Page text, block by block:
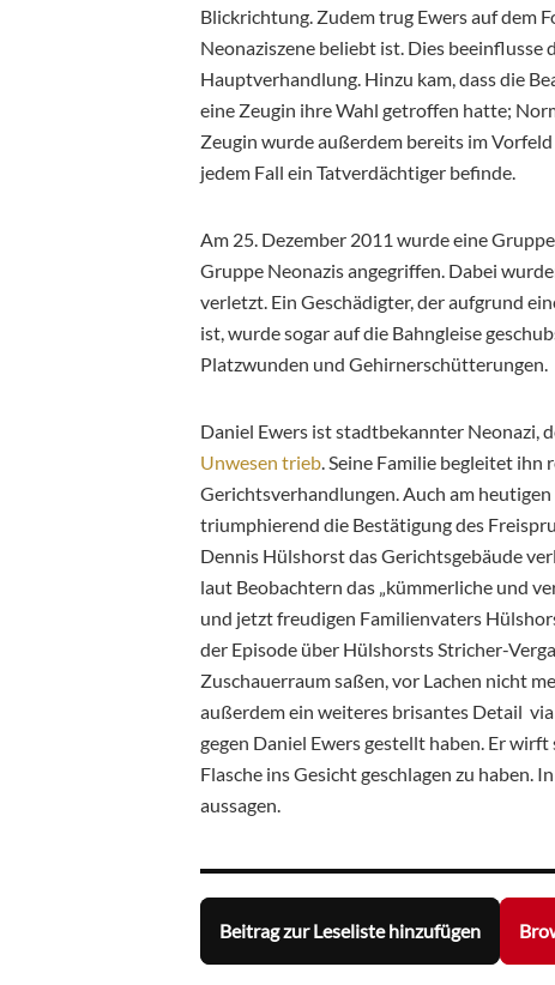
Blickrichtung. Zudem trug Ewers auf dem
Neonaziszene beliebt ist. Dies beeinflusse
Hauptverhandlung. Hinzu kam, dass die
eine Zeugin ihre Wahl getroffen hatte;
Zeugin wurde außerdem bereits im
jedem Fall ein Tatverdächtiger befinde.
Am 25. Dezember 2011 wurde eine
Gruppe Neonazis angegriffen. Dabei
verletzt. Ein Geschädigter, der aufgrund
ist, wurde sogarauf die Bahngleise
Platzwunden und Gehirnerschütterungen.
Daniel Ewers ist stadtbekannter Neonazi,
Unwesen trieb . Seine Familie begleitet
Gerichtsverhandlungen. Auch am
triumphierend die Bestätigung des
Dennis Hülshorst das Gerichtsgebäude
laut Beobachtern das „kümmerliche und
und jetzt freudigen Familienvaters
der Episode über Hülshorsts Stricher-
Zuschauerraum saßen, vor Lachen nicht
außerdem ein weiteres brisantes Detail
gegen Daniel Ewers gestellt haben. Er
Flasche ins Gesicht geschlagen zu haben.
aussagen.
Beitrag zur Leseliste hinzufügen